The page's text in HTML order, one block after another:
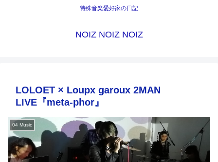
特殊音楽愛好家の日記
NOIZ NOIZ NOIZ
LOLOET × Loupx garoux 2MAN
LIVE『meta-phor』
04 Music